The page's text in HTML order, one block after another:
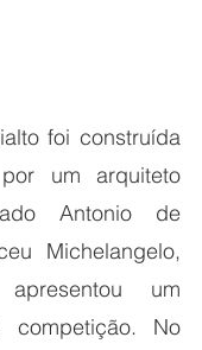
foi construída
um arquiteto
Antonio de
Michelangelo,
um
No